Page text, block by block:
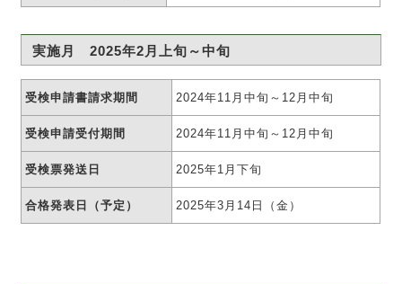
実施月 2025年2月上旬～中旬
受検申請書請求期間 2024年11月中旬～12月中旬
受検申請受付期間 2024年11月中旬～12月中旬
受検票発送日 2025年1月下旬
合格発表日（予定） 2025年3月14日（金）